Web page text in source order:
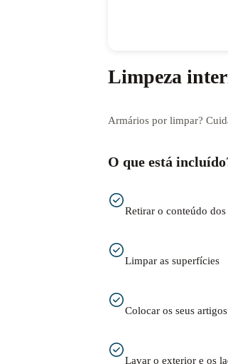
Limpeza
Armários por limpar?
O que está
Retirar o conteúdo dos
Limpar as superfícies
Colocar os seus
Lavar o exterior e os